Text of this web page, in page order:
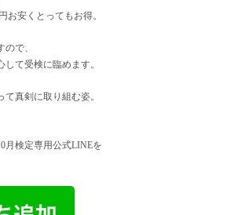
お安くとってもお得。
で、
て受検に臨めます。
真剣に取り組む姿。
月検定専用公式LINEを